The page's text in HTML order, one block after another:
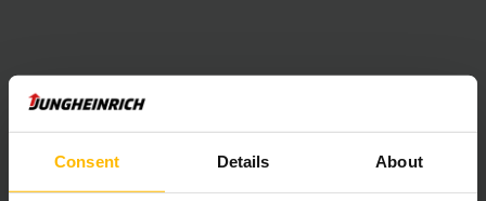
Consent Details About